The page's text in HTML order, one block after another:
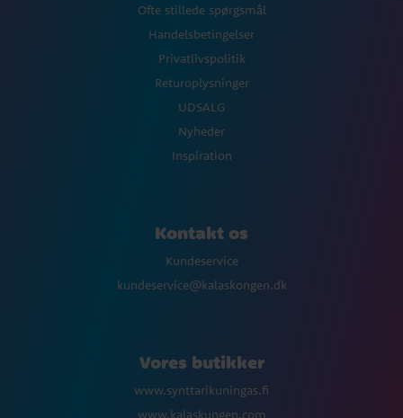
Ofte stillede spørgsmål
Handelsbetingelser
Privatlivspolitik
Returoplysninger
UDSALG
Nyheder
Inspiration
Kontakt os
Kundeservice
kundeservice@kalaskongen.dk
Vores butikker
www.synttarikuningas.fi
www.kalaskungen.com